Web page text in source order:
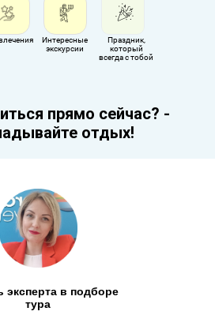
Интересные
экскурсии
Праздник,
который
всегда с тобой
прямо сейчас? -
отдых!
в подборе
тура